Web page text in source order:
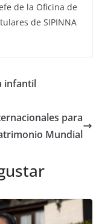
de la Oficina de
de SIPINNA
infantil
para
Mundial